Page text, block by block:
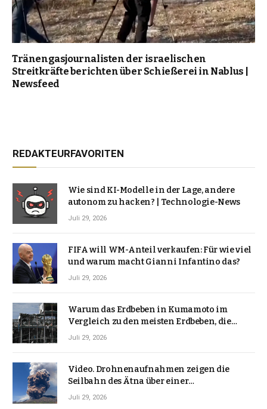
Tränengasjournalisten der israelischen
Streitkräfte berichten über Schießerei in Nablus |
Newsfeed
REDAKTEURFAVORITEN
Wie sind KI-Modelle in der Lage, andere
autonom zu hacken? | Technologie-News
Juli 29, 2026
FIFA will WM-Anteil verkaufen: Für wie viel
und warum macht Gianni Infantino das?
Juli 29, 2026
Warum das Erdbeben in Kumamoto im
Vergleich zu den meisten Erdbeben, die
Japan erschütterten, ungewöhnlich ist
Juli 29, 2026
Video. Drohnenaufnahmen zeigen die
Seilbahn des Ätna über einer
Vulkanlandschaft
Juli 29, 2026